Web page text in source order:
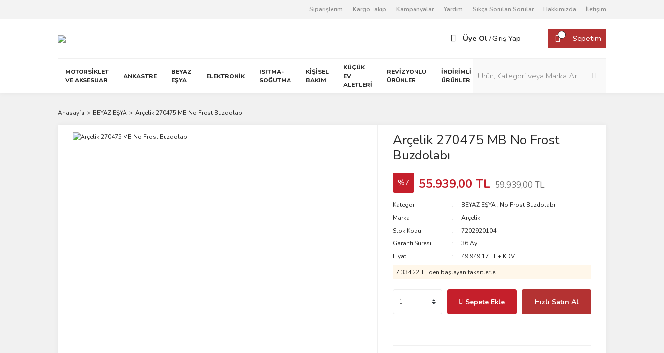
Siparişlerim Kargo Takip Kampanyalar Yardım Sıkça Sorulan Sorular Hakkımızda İletişim
Üye Ol /Giriş Yap Sepetim
MOTORSİKLET
VE AKSESUAR
ANKASTRE
BEYAZ
EŞYA
ELEKTRONİK
ISITMA-
SOĞUTMA
KİŞİSEL
BAKIM
KÜÇÜK
EV
ALETLERİ
REVİZYONLU
ÜRÜNLER
İNDİRİMLİ
ÜRÜNLER
Anasayfa BEYAZ EŞYA Arçelik 270475 MB No Frost Buzdolabı
Arçelik 270475 MB No Frost
Buzdolabı
%7 55.939,00 TL 59.939,00 TL
Kategori BEYAZ EŞYA , No Frost Buzdolabı
Marka
Arçelik
Stok Kodu
7202920104
Garanti Süresi
36 Ay
Fiyat
49.949,17 TL + KDV
7.334,22 TLden başlayan taksitlerle!
Sepete Ekle Hızlı Satın Al